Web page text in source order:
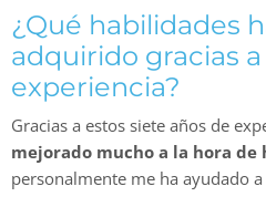
¿Qué habilidades
adquirido gracias
experiencia?
Gracias a estos siete años de
mejorado mucho a la hora
personalmente me ha ayudado